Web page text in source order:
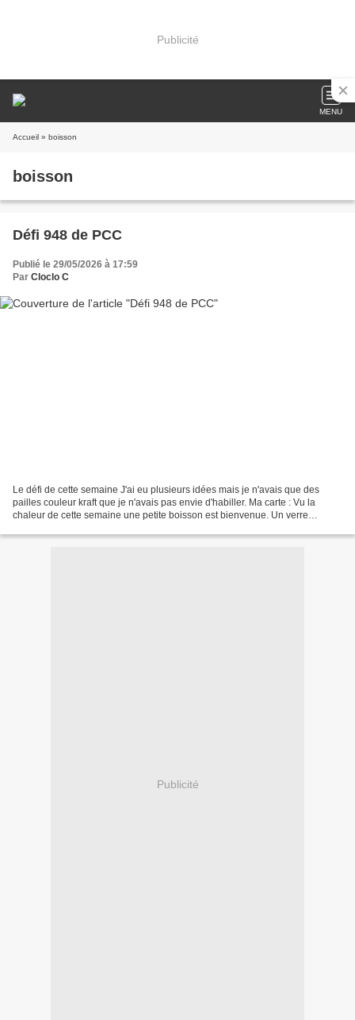
Publicité
MENU
Accueil » boisson
boisson
Défi 948 de PCC
Publié le 29/05/2026 à 17:59
Par Cloclo C
Le défi de cette semaine J'ai eu plusieurs idées mais je n'avais que des
pailles couleur kraft que je n'avais pas envie d'habiller. Ma carte : Vu la
chaleur de cette semaine une petite boisson est bienvenue. Un verre
Publicité